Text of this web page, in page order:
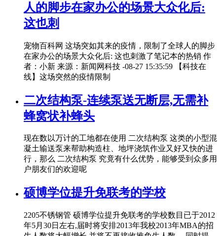
人的脚步在家办公的场景大众化后:
这也刺
宠物百科网 这场突如其来的疫情，限制了全球人的脚步
在家办公的场景大众化后: 这也刺激了笔记本的热销 作
者：小新 来源：新闻网科技 -08-27 15:35:59 【科技在
线】这场突然的疫情限制
二次结构泵-连续泵送无断层,无需补
蜂窝状补蜂头
现在数以万计的工地都在使用 二次结构泵 这类的小型混
凝土输送泵来帮助构造柱、地坪浇筑作业又好又快的进
行，那么 二次结构泵 究竟有什么优势，能够受到众多用
户朋友们的欢迎呢
硕博学位提升免联考的学校
2205不锈钢管 硕博学位提升免联考的学校数目已于2012
年5月30日左右,届时将安排2013年我校2013年MBA的招